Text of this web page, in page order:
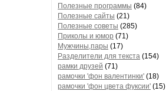
Полезные программы (84)
Полезные сайты (21)
Полезные советы (285)
Приколы и юмор (71)
Мужчины,пары (17)
Разделители для текста (154)
рамки друзей (71)
рамочки 'фон валентинки' (18)
рамочки 'фон цвета фуксии' (15)